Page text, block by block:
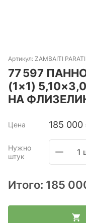
Артикул: ZAMBAITI
77 597 ПАННО
(1×1)
НА
Цена 185 000
Нужно
штук
1
Итого: 185